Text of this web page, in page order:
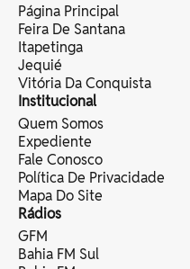
Página Principal
Feira De Santana
Itapetinga
Jequié
Vitória Da Conquista
Institucional
Quem Somos
Expediente
Fale Conosco
Política De Privacidade
Mapa Do Site
Rádios
GFM
Bahia FM Sul